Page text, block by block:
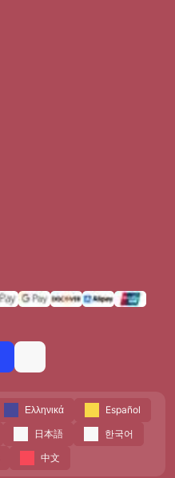
Ελληνικά
Español
日本語
한국어
中文